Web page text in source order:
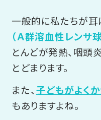
一般的に私たちが耳
（Ａ群溶血性レンサ
とんどが発熱、咽頭
とどまります。
また、子どもがよく
もありますよね。